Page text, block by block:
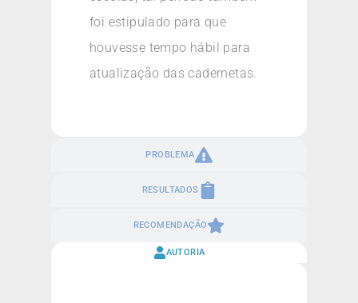
PROBLEMA
RESULTADOS
RECOMENDAÇÃO
foi estipulado para que
houvesse tempo hábil para
atualização das cadernetas.
AUTORIA